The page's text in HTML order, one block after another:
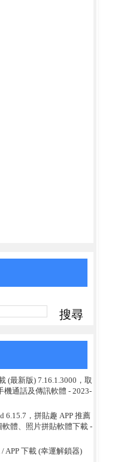
(最新版) 7.16.1.3000，取
機通話及傳訊軟體 - 2023-
6.15.7，拼貼趣 APP 推薦
體、照片拼貼軟體下載-
APP 下載 (幸運解鎖器)